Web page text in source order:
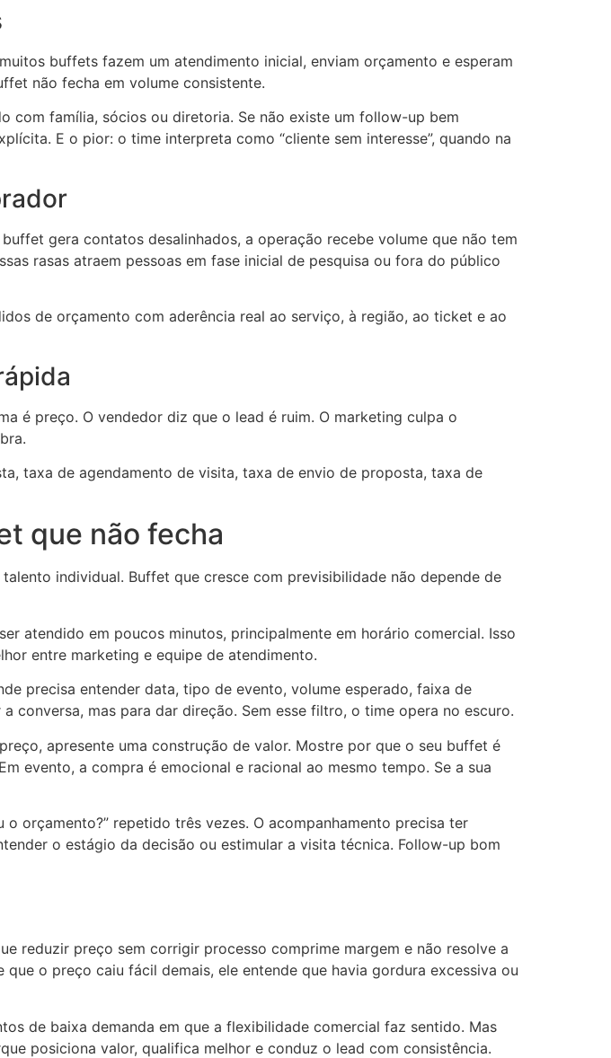
buffets fazem um atendimento inicial, enviam orçamento e esperam
não fecha em volume consistente.
com família, sócios ou diretoria. Se não existe um follow-up bem
E o pior: o time interpreta como “cliente sem interesse”, quando na
gera contatos desalinhados, a operação recebe volume que não tem
rasas atraem pessoas em fase inicial de pesquisa ou fora do público
de orçamento com aderência real ao serviço, à região, ao ticket e ao
é preço. O vendedor diz que o lead é ruim. O marketing culpa o
taxa de agendamento de visita, taxa de envio de proposta, taxa de
que não fecha
individual. Buffet que cresce com previsibilidade não depende de
atendido em poucos minutos, principalmente em horário comercial. Isso
entre marketing e equipe de atendimento.
precisa entender data, tipo de evento, volume esperado, faixa de
conversa, mas para dar direção. Sem esse filtro, o time opera no escuro.
apresente uma construção de valor. Mostre por que o seu buffet é
evento, a compra é emocional e racional ao mesmo tempo. Se a sua
orçamento?” repetido três vezes. O acompanhamento precisa ter
o estágio da decisão ou estimular a visita técnica. Follow-up bom
reduzir preço sem corrigir processo comprime margem e não resolve a
o preço caiu fácil demais, ele entende que havia gordura excessiva ou
de baixa demanda em que a flexibilidade comercial faz sentido. Mas
posiciona valor, qualifica melhor e conduz o lead com consistência.